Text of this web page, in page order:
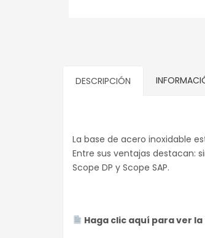
DESCRIPCIÓN
La base de acero inoxidable
Entre sus ventajas destacan:
Scope DP y Scope SAP.
Haga clic aquí para ver